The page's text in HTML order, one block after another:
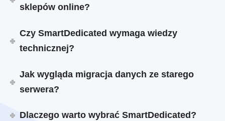
sklepów online?
Czy SmartDedicated wymaga wiedzy
technicznej?
Jak wygląda migracja danych ze starego
serwera?
Dlaczego warto wybrać SmartDedicated?